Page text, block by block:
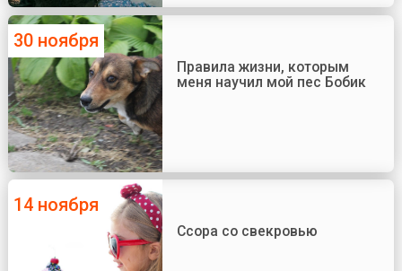
30 ноября
Правила жизни, которым
меня научил мой пес Бобик
14 ноября
Ссора со свекровью